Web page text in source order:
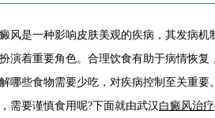
是一种影响皮肤美观的疾病，其发病机
演着重要角色。合理饮食有助于病情恢
哪些食物需要少吃，对疾病控制至关重
需要谨慎食用呢?下面就由武汉 白癜风治疗